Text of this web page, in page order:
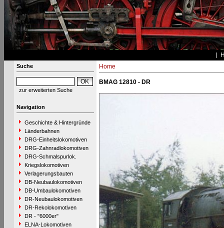
Suche
zur erweiterten Suche
Navigation
Geschichte & Hintergründe
Länderbahnen
DRG-Einheitslokomotiven
DRG-Zahnradlokomotiven
DRG-Schmalspurlok.
Kriegslokomotiven
Verlagerungsbauten
DB-Neubaulokomotiven
DB-Umbaulokomotiven
DR-Neubaulokomotiven
DR-Rekolokomotiven
DR - "6000er"
ELNA-Lokomotiven
Home
BMAG 12810 - DR